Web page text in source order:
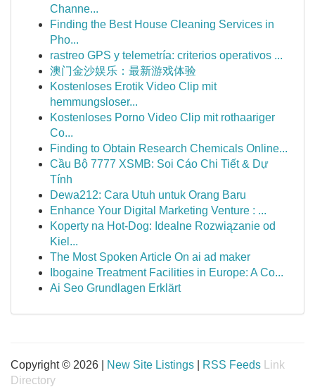
Channe...
Finding the Best House Cleaning Services in
Pho...
rastreo GPS y telemetría: criterios operativos ...
澳门金沙娱乐：最新游戏体验
Kostenloses Erotik Video Clip mit
hemmungsloser...
Kostenloses Porno Video Clip mit rothaariger
Co...
Finding to Obtain Research Chemicals Online...
Cầu Bộ 7777 XSMB: Soi Cáo Chi Tiết & Dự
Tính
Dewa212: Cara Utuh untuk Orang Baru
Enhance Your Digital Marketing Venture : ...
Koperty na Hot-Dog: Idealne Rozwiązanie od
Kiel...
The Most Spoken Article On ai ad maker
Ibogaine Treatment Facilities in Europe: A Co...
Ai Seo Grundlagen Erklärt
Copyright © 2026 | New Site Listings RSS Feeds
Link
Directory